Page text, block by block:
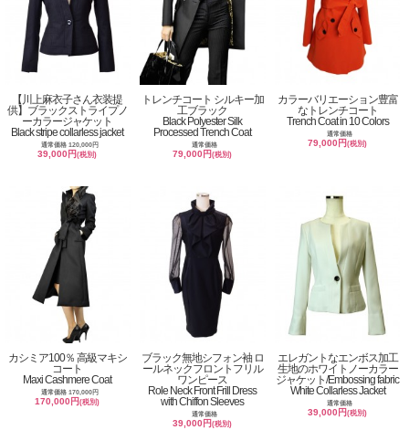
【川上麻衣子さん衣装提
供】ブラックストライプノ
ーカラージャケット
Black stripe collarless jacket
通常価格 120,000円
39,000円(税別)
トレンチコート シルキー加
工ブラック
Black Polyester Silk
Processed Trench Coat
通常価格
79,000円(税別)
カラーバリエーション豊富
なトレンチコート
Trench Coat in 10 Colors
通常価格
79,000円(税別)
カシミア100％ 高級マキシ
コート
Maxi Cashmere Coat
通常価格 170,000円
170,000円(税別)
ブラック無地シフォン袖 ロ
ールネックフロントフリル
ワンピース
Role Neck Front Frill Dress
with Chiffon Sleeves
通常価格
39,000円(税別)
エレガントなエンボス加工
生地のホワイトノーカラー
ジャケット/Embossing fabric
White Collarless Jacket
通常価格
39,000円(税別)